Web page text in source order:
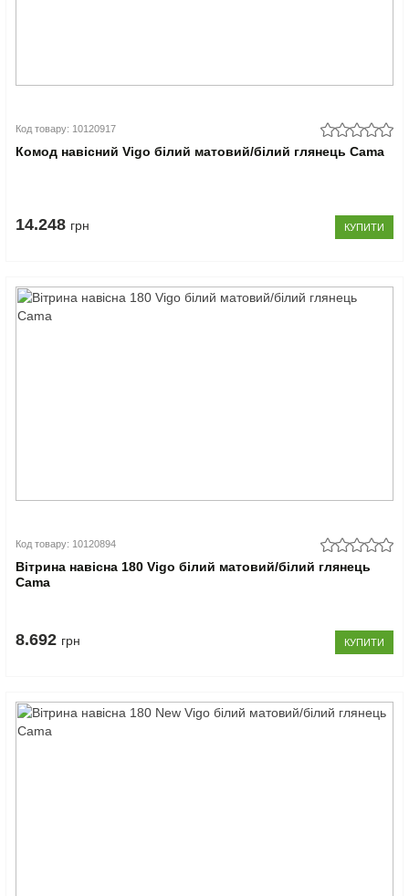
Код товару: 10120917
Комод навісний Vigo білий матовий/білий глянець Cama
14.248 грн КУПИТИ
Код товару: 10120894
Вітрина навісна 180 Vigo білий матовий/білий глянець
Cama
8.692 грн КУПИТИ